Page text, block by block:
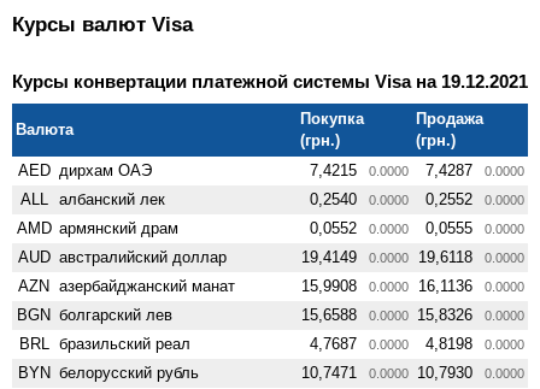
Курсы валют Visa
Курсы конвертации платежной системы Visa на 19.12.2021
Валюта
Покупка
(грн.)
Продажа
(грн.)
AED дирхам ОАЭ 7,4215 0.0000 7,4287 0.0000
ALL албанский лек 0,2540 0.0000 0,2552 0.0000
AMD армянский драм 0,0552 0.0000 0,0555 0.0000
AUD австралийский доллар 19,4149 0.0000 19,6118 0.0000
AZN азербайджанский манат 15,9908 0.0000 16,1136 0.0000
BGN болгарский лев 15,6588 0.0000 15,8326 0.0000
BRL бразильский реал 4,7687 0.0000 4,8198 0.0000
BYN белорусский рубль 10,7471 0.0000 10,7930 0.0000